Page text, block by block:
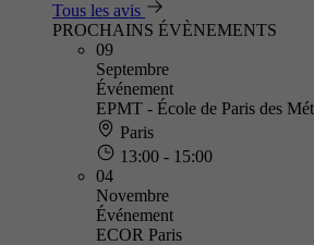
Tous les avis
PROCHAINS ÉVÈNEMENTS
09
Septembre
Événement
EPMT - École de Paris des
Paris
13:00 - 15:00
04
Novembre
Événement
ECOR Paris